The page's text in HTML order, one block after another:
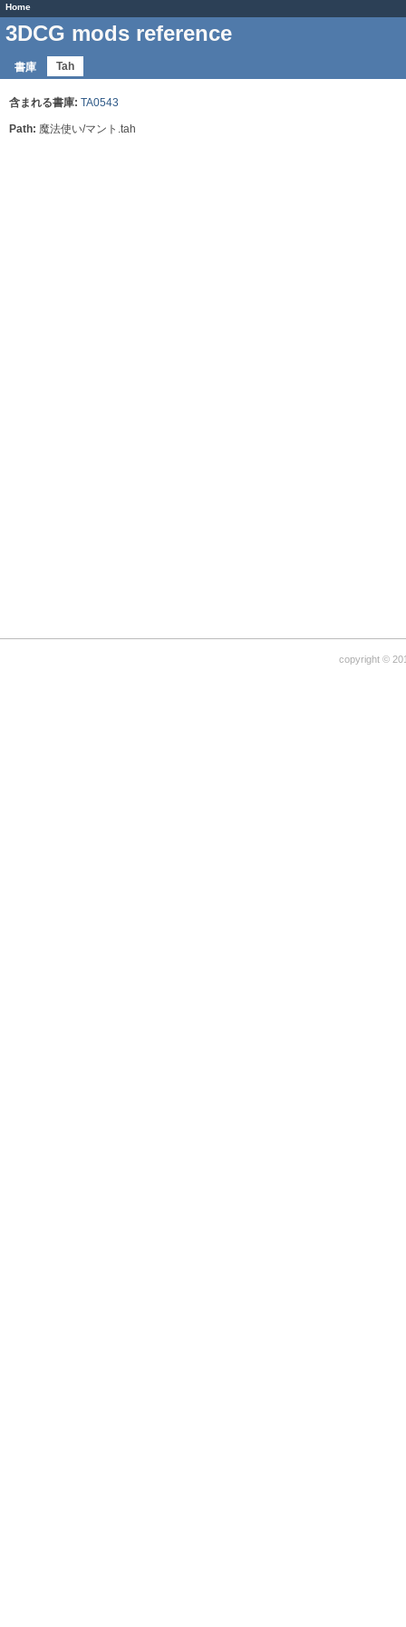
Home
3DCG mods reference
書庫 Tah
含まれる書庫: TA0543
Path: 魔法使い/マント.tah
copyright ©